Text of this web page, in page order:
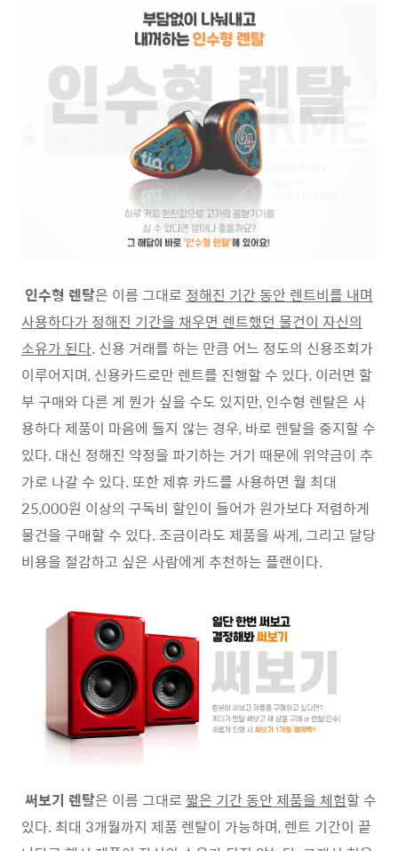
인수형 렌탈은 이름 그대로 정해진 기간 동안 렌트비를 내며
사용하다가 정해진 기간을 채우면 렌트했던 물건이 자신의
소유가 된다. 신용 거래를 하는 만큼 어느 정도의 신용조회가
이루어지며, 신용카드로만 렌트를 진행할 수 있다. 이러면 할
부 구매와 다른 게 뭔가 싶을 수도 있지만, 인수형 렌탈은 사
용하다 제품이 마음에 들지 않는 경우, 바로 렌탈을 중지할 수
있다. 대신 정해진 약정을 파기하는 거기 때문에 위약금이 추
가로 나갈 수 있다. 또한 제휴 카드를 사용하면 월 최대
25,000원 이상의 구독비 할인이 들어가 원가보다 저렴하게
물건을 구매할 수 있다. 조금이라도 제품을 싸게, 그리고 달당
비용을 절감하고 싶은 사람에게 추천하는 플랜이다.
써보기 렌탈은 이름 그대로 짧은 기간 동안 제품을 체험할 수
있다. 최대 3개월까지 제품 렌탈이 가능하며, 렌트 기간이 끝